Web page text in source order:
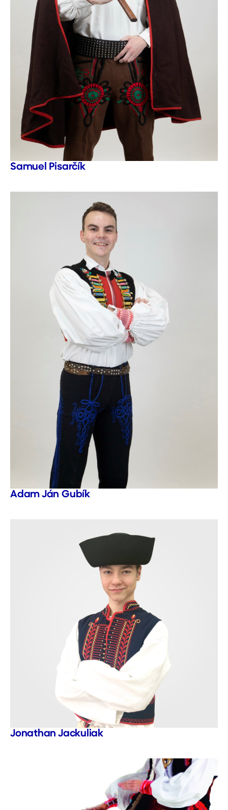
Samuel Pisarčík
Adam Ján Gubík
Jonathan Jackuliak